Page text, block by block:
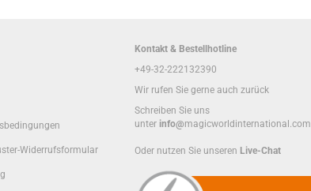
Widerrufsformular
Kontakt & Bestellhotline
+49-32-222132390
Wir rufen Sie gerne auch zurück
Schreiben Sie uns
unter info@magicworldinternational.com
Oder nutzen Sie unseren Live-Chat